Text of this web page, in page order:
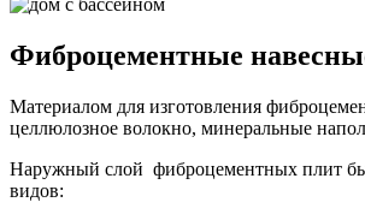
Фиброцементные
Материалом для изготовления
целлюлозное волокно, минеральные
Наружный слой фиброцементных плит
видов: